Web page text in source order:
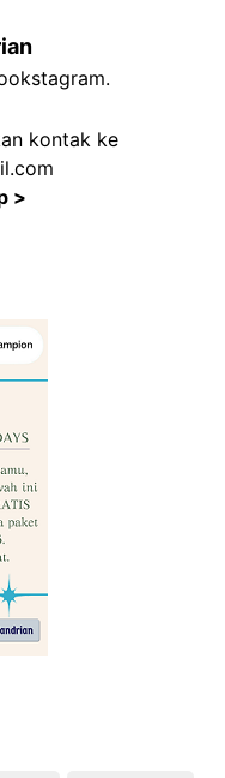
kontak ke
>